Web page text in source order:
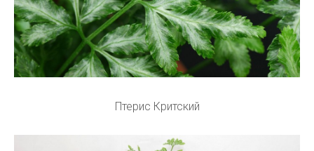
Птерис Критский